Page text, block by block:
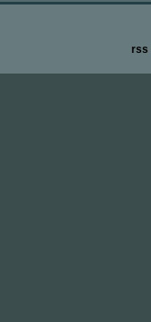
rss